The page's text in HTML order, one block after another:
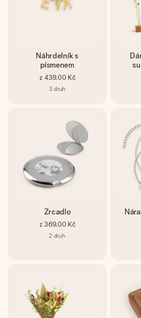
Náhrdelník s
písmenem
z 439,00 Kč
3 druh
Zrcadlo
z 369,00 Kč
2 druh